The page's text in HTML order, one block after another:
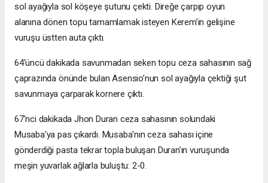
sol ayağıyla sol köşeye şutunu çekti. Direğe çarpıp oyun
alanına dönen topu tamamlamak isteyen Kerem’in gelişine
vuruşu üstten auta çıktı.
64'üncü dakikada savunmadan seken topu ceza sahasının sağ
çaprazında önünde bulan Asensio’nun sol ayağıyla çektiği şut
savunmaya çarparak kornere çıktı.
67'nci dakikada Jhon Duran ceza sahasının solundaki
Musaba'ya pas çıkardı. Musaba'nın ceza sahası içine
gönderdiği pasta tekrar topla buluşan Duran'ın vuruşunda
meşin yuvarlak ağlarla buluştu: 2-0.